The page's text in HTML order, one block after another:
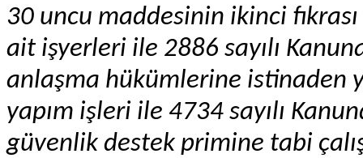
30 uncu maddesinin ikinci
ait işyerleri ile 2886 sayılı
anlaşma hükümlerine istinaden
yapım işleri ile 4734 sayılı
güvenlik destek primine tabi